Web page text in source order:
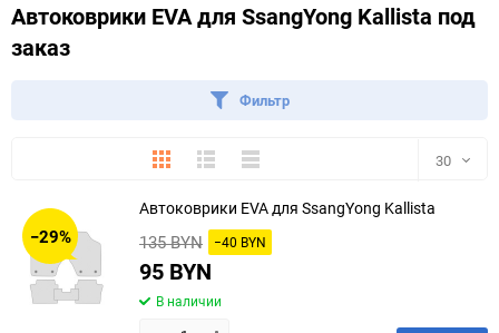
Автоковрики EVA для SsangYong Kallista под
заказ
Фильтр
ПлиткаПодробноКомпактно 30
30
−29%
Автоковрики EVA для SsangYong Kallista
135 BYN −40 BYN
95 BYN
В наличии